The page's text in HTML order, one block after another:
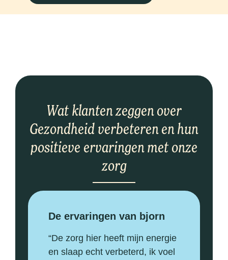
Wat klanten zeggen over
Gezondheid verbeteren en hun
positieve ervaringen met onze
zorg
De ervaringen van bjorn
“De zorg hier heeft mijn energie
en slaap echt verbeterd, ik voel